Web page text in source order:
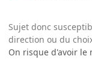
Sujet donc
direction ou du
On risque d'avoir le